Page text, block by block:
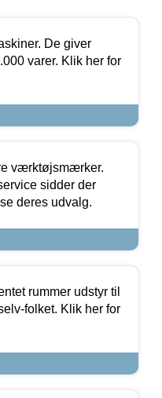
De giver
varer. Klik her for
værktøjsmærker.
sidder der
deres udvalg.
rummer udstyr til
folket. Klik her for